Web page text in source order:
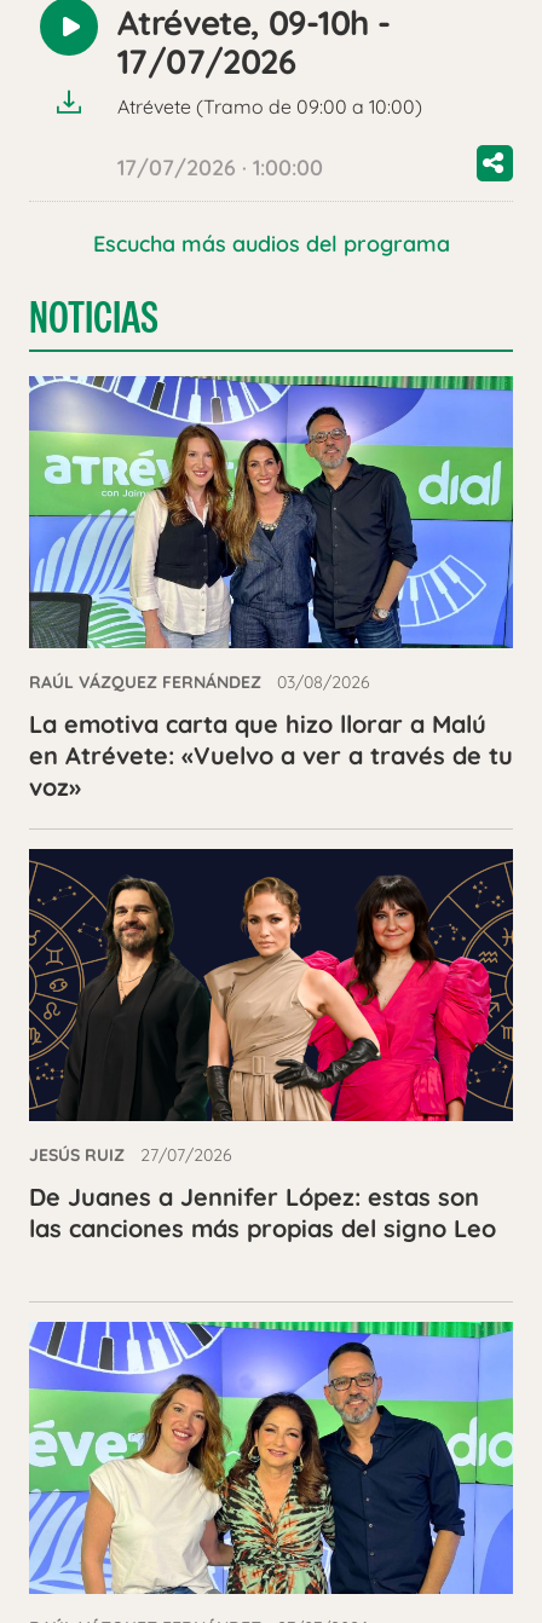
Reproducir
audio
Atrévete, 09-10h -
17/07/2026
Atrévete (Tramo de 09:00 a 10:00)
17/07/2026 · 1:00:00
Escucha más audios del programa
NOTICIAS
RAÚL VÁZQUEZ FERNÁNDEZ 03/08/2026
La emotiva carta que hizo llorar a Malú
en Atrévete: «Vuelvo a ver a través de tu
voz»
JESÚS RUIZ 27/07/2026
De Juanes a Jennifer López: estas son
las canciones más propias del signo Leo